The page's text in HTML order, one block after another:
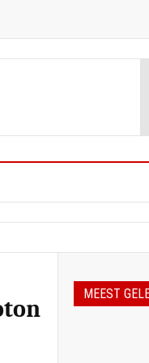
MEEST